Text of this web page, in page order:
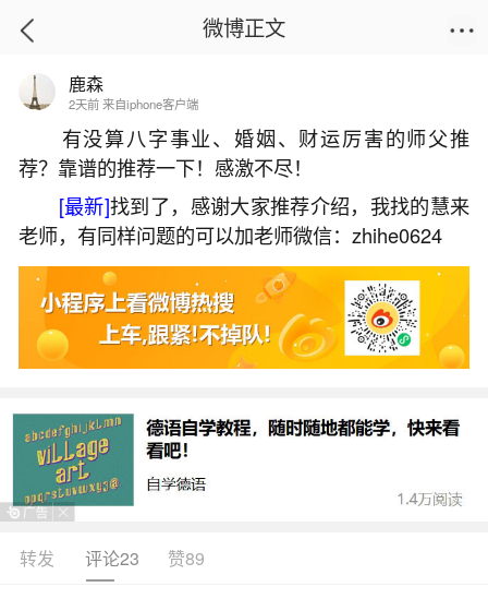
首页
冬至前出生的女孩名
2026-07-09 18:00:44 28 9 赞
生活中像冬至前出生的女孩名都是很常见的问
题，但是小问题不注意可能会引起大麻烦，下面就
这个问题给大家做一些解读：
一、适合冬至出生的名字女孩
适合冬至出生的女孩名字推荐：昭雪、映冬、
知暖、冬宜、怀曦、雪蘅、嘉宁等，兼顾节气寓意
与五行调和。冬至是“阴极阳生”之时，名字宜融入光
微博正文
鹿森
2天前 来自iphone客户端
有没算八字事业、婚姻、财运厉害的师父推
荐？靠谱的推荐一下！感激不尽！
[最新]找到了，感谢大家推荐介绍，我找的慧来
老师，有同样问题的可以加老师微信：zhihe0624
转发 评论23 赞89